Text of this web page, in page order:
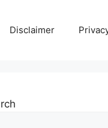
Disclaimer